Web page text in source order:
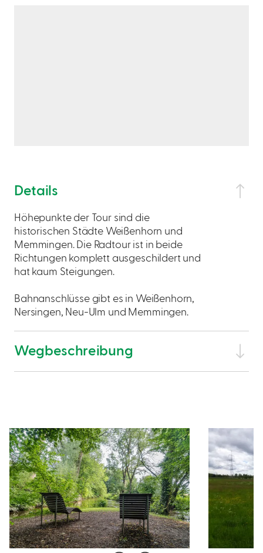
Details
Höhepunkte der Tour sind die
historischen Städte Weißenhorn und
Memmingen. Die Radtour ist in beide
Richtungen komplett ausgeschildert und
hat kaum Steigungen.
Bahnanschlüsse gibt es in Weißenhorn,
Nersingen, Neu-Ulm und Memmingen.
Wegbeschreibung